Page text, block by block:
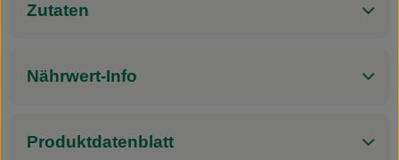
Zutaten
Nährwert-Info
Produktdatenblatt